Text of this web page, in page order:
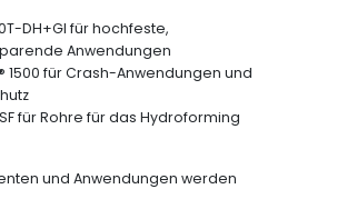
DH+GI für hochfeste,
Anwendungen
1500 für Crash-Anwendungen und
für Rohre für das Hydroforming
und Anwendungen werden